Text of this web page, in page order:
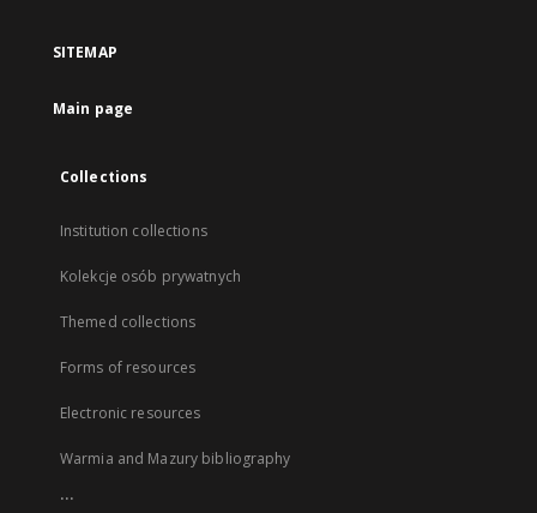
SITEMAP
Main page
Collections
Institution collections
Kolekcje osób prywatnych
Themed collections
Forms of resources
Electronic resources
Warmia and Mazury bibliography
...